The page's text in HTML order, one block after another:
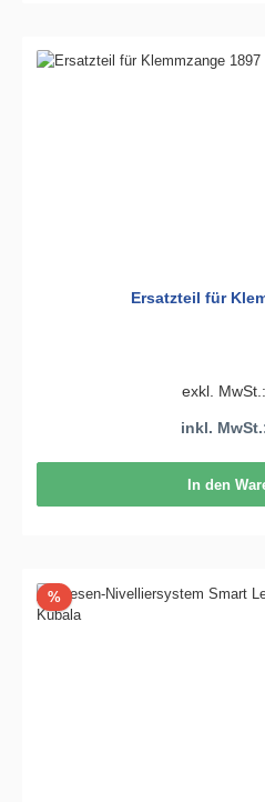
Ersatzteil für
exkl.
inkl.
In den
%Rabatt